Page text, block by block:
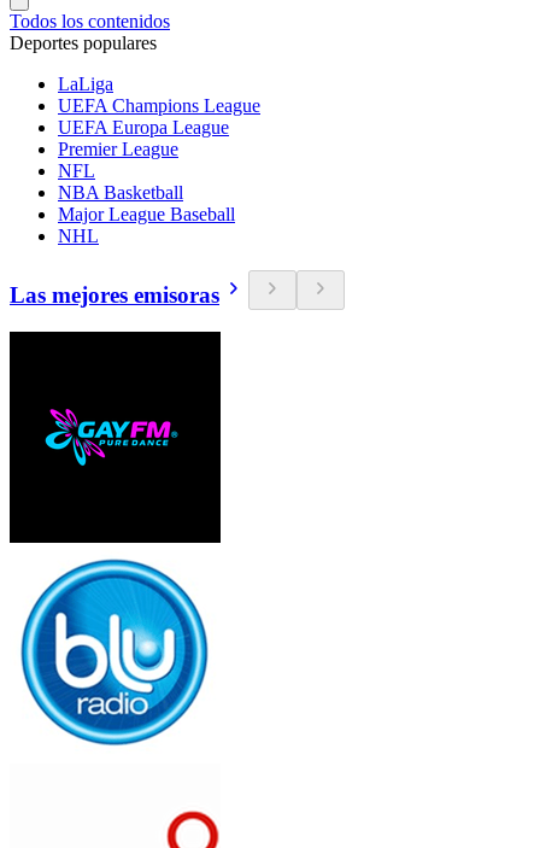
Todos los contenidos
Deportes populares
LaLiga
UEFA Champions League
UEFA Europa League
Premier League
NFL
NBA Basketball
Major League Baseball
NHL
Las mejores emisoras